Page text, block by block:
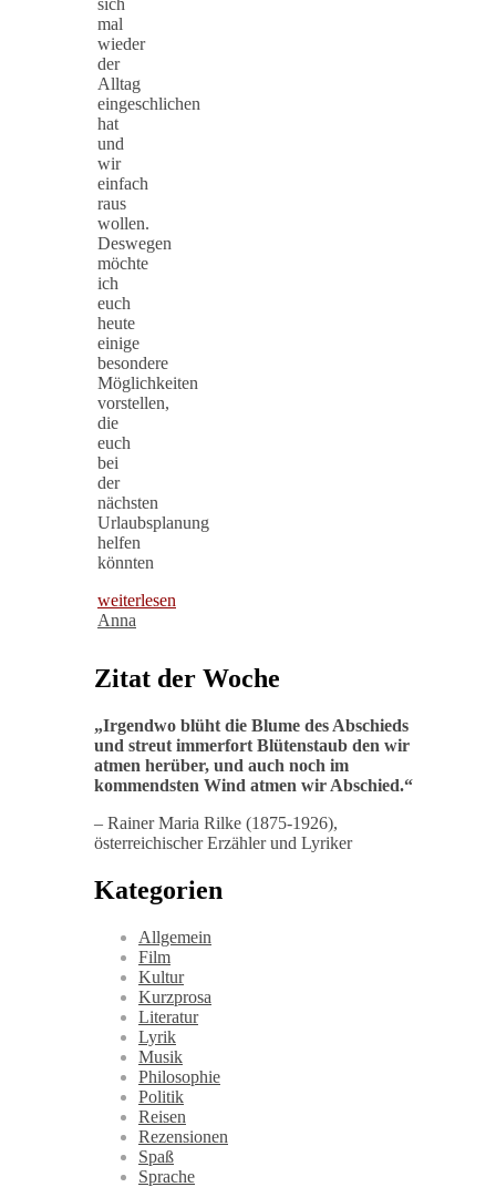
mal
wieder
der
Alltag
eingeschlichen
hat
und
wir
einfach
raus
wollen.
Deswegen
möchte
ich
euch
heute
einige
besondere
Möglichkeiten
vorstellen,
die
euch
bei
der
nächsten
Urlaubsplanung
helfen
könnten
weiterlesen
Anna
Zitat der Woche
„Irgendwo blüht die Blume des Abschieds
und streut immerfort Blütenstaub den wir
atmen herüber, und auch noch im
kommendsten Wind atmen wir Abschied.“
– Rainer Maria Rilke (1875-1926),
österreichischer Erzähler und Lyriker
Kategorien
Allgemein
Film
Kultur
Kurzprosa
Literatur
Lyrik
Musik
Philosophie
Politik
Reisen
Rezensionen
Spaß
Sprache